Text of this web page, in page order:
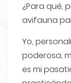
¿Para qué,
avifauna
Yo,
poderosa,
es mi